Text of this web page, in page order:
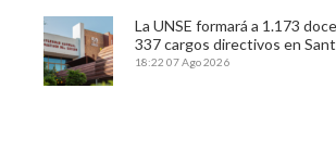
La UNSE formará a 1.173
337 cargos directivos en
18:22 07 Ago 2026